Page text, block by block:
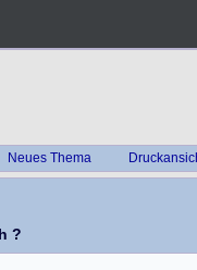
Neues Thema
?